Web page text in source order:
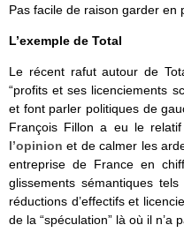
Pas facile de raison garder en
L’exemple de Total
Le récent rafut autour de
“profits et ses licenciements
et font parler politiques de
François Fillon a eu le relatif
l’opinion et de calmer les
entreprise de France en
glissements sémantiques
réductions d’effectifs et
de la “spéculation” là où il n’a